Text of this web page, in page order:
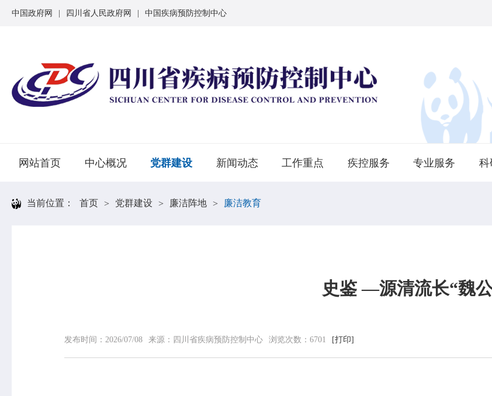
中心简介
领导信息
党建工作
理论学习
市州动
中国政府网 | 四川省人民政府网 | 中国疾病预防控制中心
网站首页 中心概况 党群建设 新闻动态 工作重点 疾控服务 专业服务 科
当前位置： 首页 > 党群建设 > 廉洁阵地 > 廉洁教育
史鉴 —源清流长“魏
发布时间： 2026/07/08 来源： 四川省疾病预防控制中心 浏览次数： 6701 [打印]